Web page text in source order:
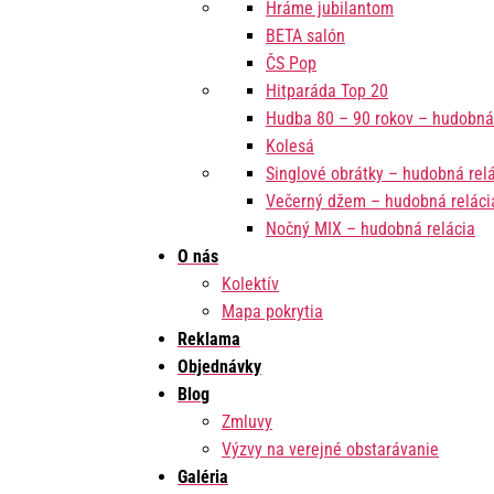
Hráme jubilantom
BETA salón
ČS Pop
Hitparáda Top 20
Hudba 80 – 90 rokov –
Kolesá
Singlové obrátky – hudobná
Večerný džem – hudobná
Nočný MIX – hudobná relácia
O nás
Kolektív
Mapa pokrytia
Reklama
Objednávky
Blog
Zmluvy
Výzvy na verejné obstarávanie
Galéria